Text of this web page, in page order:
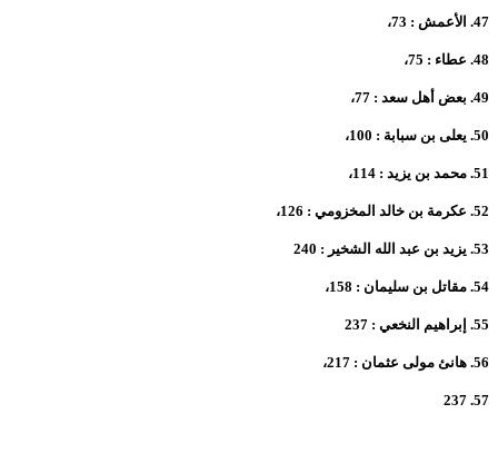
47. الأعمش : 73،
48. عطاء : 75،
49. بعض أهل سعد : 77،
50. يعلى بن سبابة : 100،
51. محمد بن يزيد : 114،
52. عكرمة بن خالد المخزومي : 126،
53. يزيد بن عبد الله الشخير : 240
54. مقاتل بن سليمان : 158،
55. إبراهيم النخعي : 2 37
56. هانئ مولى عثمان : 217،
57.
237